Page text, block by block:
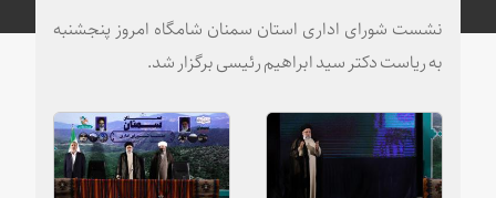
نشست شورای اداری استان سمنان شامگاه امروز پنجشنبه
به ریاست دکتر سید ابراهیم رئیسی برگزار شد.